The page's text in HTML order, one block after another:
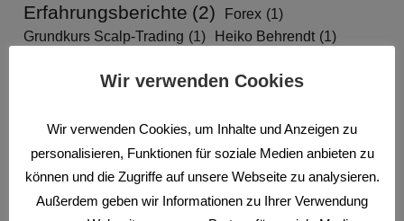
Erfahrungsberichte (2) Forex (1)
Grundkurs Scalp-Trading (1) Heiko Behrendt (1)
Traden nach Marktstrukturen(3)
Neueste Beiträge
Wir verwenden Cookies
Wir verwenden Cookies, um Inhalte und Anzeigen zu
personalisieren, Funktionen für soziale Medien anbieten zu
können und die Zugriffe auf unsere Webseite zu analysieren.
Außerdem geben wir Informationen zu Ihrer Verwendung